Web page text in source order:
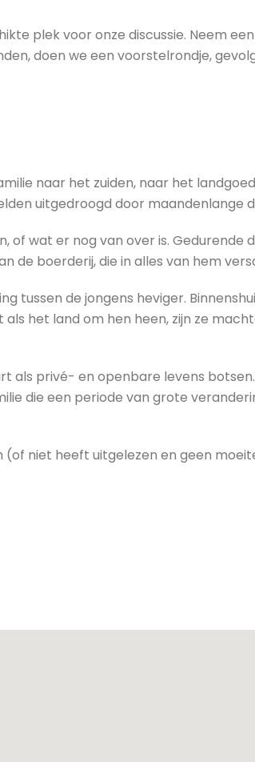
plek voor onze discussie. Neem
doen we een voorstelrondje,
naar het zuiden, naar het
uitgedroogd door maandenlange
of wat er nog van over is. Gedurende
de boerderij, die in alles van hem
tussen de jongens heviger.
het land om hen heen, zijn ze
als privé- en openbare levens
die een periode van grote
niet heeft uitgelezen en geen